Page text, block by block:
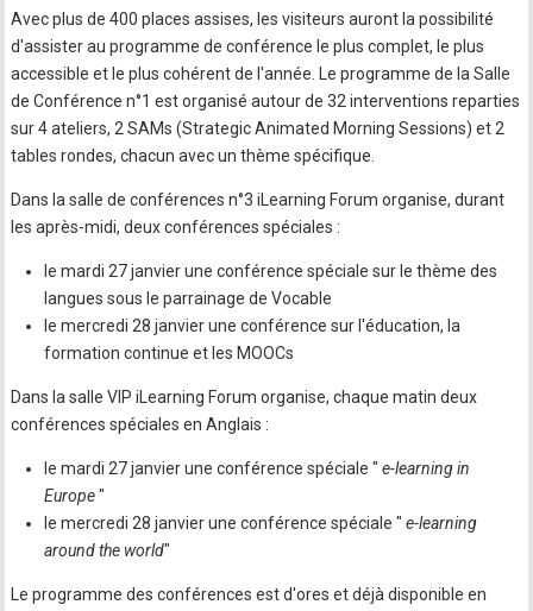
Avec plus de 400 places assises, les visiteurs auront la possibilité
d'assister au programme de conférence le plus complet, le plus
accessible et le plus cohérent de l'année. Le programme de la Salle
de Conférence n°1 est organisé autour de 32 interventions reparties
sur 4 ateliers, 2 SAMs (Strategic Animated Morning Sessions) et 2
tables rondes, chacun avec un thème spécifique.
Dans la salle de conférences n°3 iLearning Forum organise, durant
les après-midi, deux conférences spéciales :
le mardi 27 janvier une conférence spéciale sur le thème des
langues sous le parrainage de Vocable
le mercredi 28 janvier une conférence sur l'éducation, la
formation continue et les MOOCs
Dans la salle VIP iLearning Forum organise, chaque matin deux
conférences spéciales en Anglais :
le mardi 27 janvier une conférence spéciale " e-learning in
Europe"
le mercredi 28 janvier une conférence spéciale " e-learning
around the world"
Le programme des conférences est d'ores et déjà disponible en